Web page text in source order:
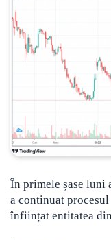
În primele șase luni
a continuat
înființat entitatea